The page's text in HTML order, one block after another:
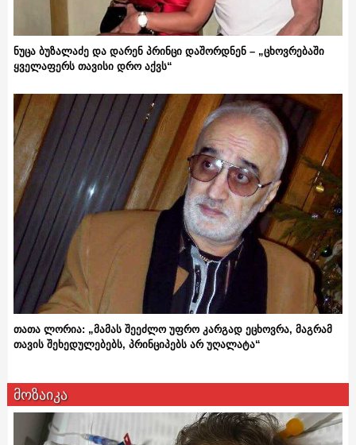
ნუცა ბუზალაძე და დარენ პრინცი დაშორდნენ – „ცხოვრებაში
ყველაფერს თავისი დრო აქვს“
თათა ლორია: „მამას შეეძლო უფრო კარგად ეცხოვრა, მაგრამ
თავის შეხედულებებს, პრინციპებს არ უღალატა“
მოზაიკა